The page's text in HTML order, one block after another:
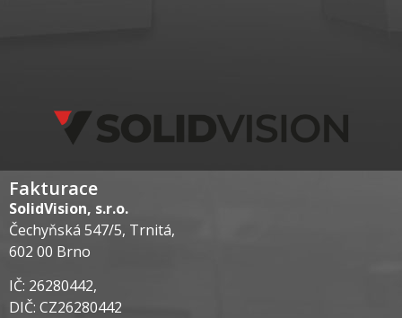
Fakturace
SolidVision, s.r.o.
Čechyňská 547/5, Trnitá,
602 00 Brno
IČ: 26280442,
DIČ: CZ26280442